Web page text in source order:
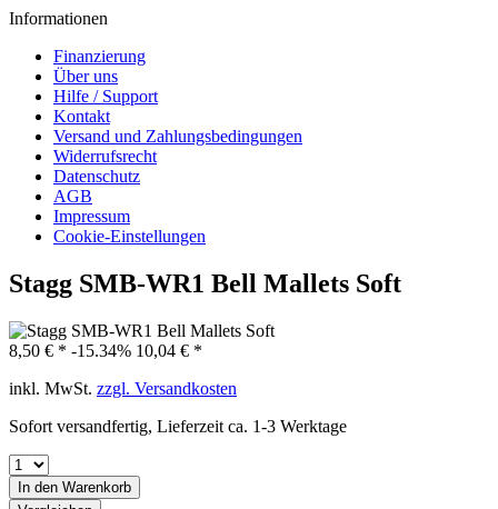
Informationen
Finanzierung
Über uns
Hilfe / Support
Kontakt
Versand und Zahlungsbedingungen
Widerrufsrecht
Datenschutz
AGB
Impressum
Cookie-Einstellungen
Stagg SMB-WR1 Bell Mallets Soft
8,50 € * -15.34% 10,04 € *
inkl. MwSt. zzgl. Versandkosten
Sofort versandfertig, Lieferzeit ca. 1-3 Werktage
In den Warenkorb